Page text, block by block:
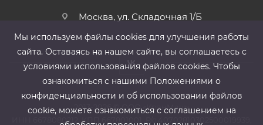
Москва, ул. Складочная 1/Б
2013-2026 ©ООО «КранМаш»
ИНН 6678080212, КПП 667801001 ,Р/с 40702810302500019939,
Мы используем файлы cооkies для улучшения работы
сайта. Оставаясь на нашем сайте, вы соглашаетесь с
условиями использования файлов cооkies. Чтобы
ознакомиться с нашими Положениями о
конфиденциальности и об использовании файлов
cookie, можете ознакомиться с соглашением на